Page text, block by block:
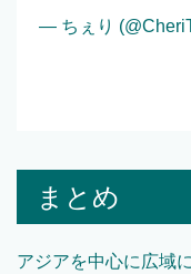
— ちぇり
まとめ
アジアを中心に広域